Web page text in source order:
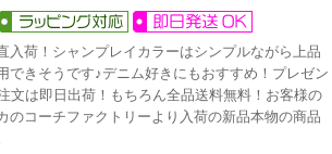
入荷！シャンプレイカラーはシンプルながら上品
きそうです♪デニム好きにもおすすめ！プレゼン
文は即日出荷！もちろん全品送料無料！お客様の
コーチファクトリーより入荷の新品本物の商品